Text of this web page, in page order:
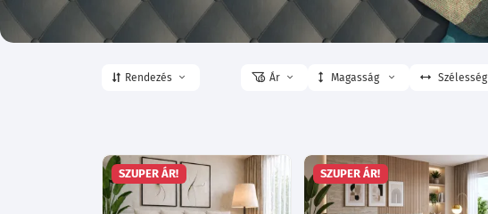
Rendezés Ár Magasság Szélesség
SZUPER ÁR! SZUPER ÁR!